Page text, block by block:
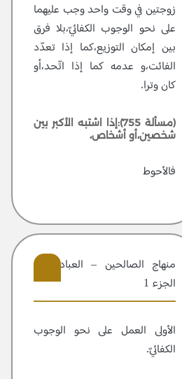
زوجتين في وقت واحد وجب عليهما
على نحو الوجوب الكفائيّ،بلا فرق
بين إمكان التوزيع،كما إذا تعدّد
الفائت،و عدمه كما إذا اتّحد،أو
كان وترا.
(مسألة 755):إذا اشتبه الأكبر بين
شخصين،أو أشخاص،
فالأحوط
منهاج الصالحين – العبادات –
الجزء 1
الأولى العمل على نحو الوجوب
الكفائيّ.